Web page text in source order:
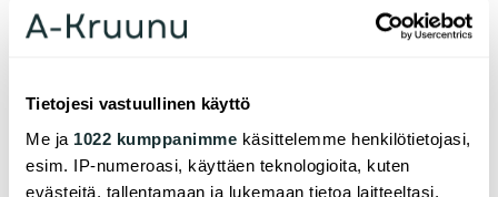
Tietojesi vastuullinen käyttö
Me ja 1022 kumppanimme käsittelemme henkilötietojasi,
esim. IP-numeroasi, käyttäen teknologioita, kuten
evästeitä, tallentamaan ja lukemaan tietoa laitteeltasi,
paikallisverkkomaksun verran.
raus
vuok­raus@a-kruu­nu.fi
p. 0207 207 100